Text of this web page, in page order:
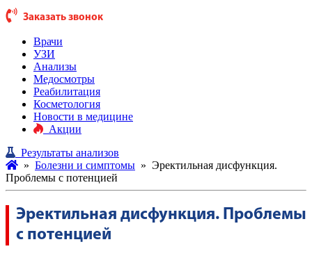
Заказать звонок
Врачи
УЗИ
Анализы
Медосмотры
Реабилитация
Косметология
Новости в медицине
Акции
Результаты анализов
» Болезни и симптомы » Эректильная дисфункция.
Проблемы с потенцией
Эректильная дисфункция. Проблемы
с потенцией